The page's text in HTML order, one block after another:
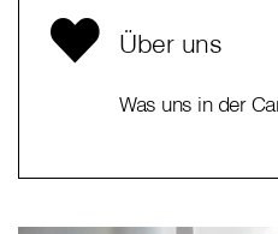
Über uns
Was uns in der